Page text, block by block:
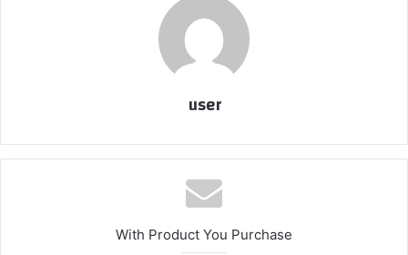
user
With Product You Purchase